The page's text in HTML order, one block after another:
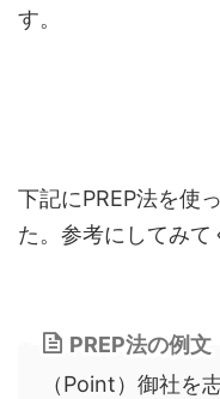
す。
下記にPREP法を使
た。参考にしてみて
PREP法の例文
（Point）御社を